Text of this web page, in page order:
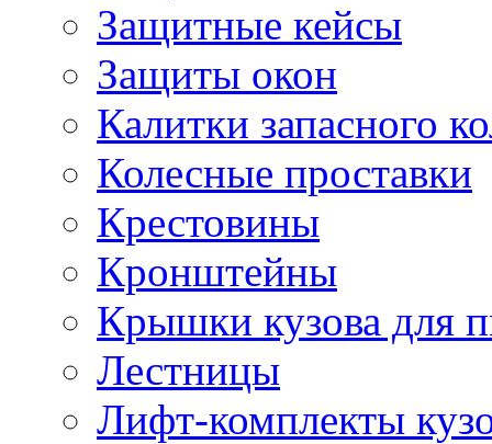
Защитные кейсы
Защиты окон
Калитки запасного
Колесные проставки
Крестовины
Кронштейны
Крышки кузова для
Лестницы
Лифт-комплекты